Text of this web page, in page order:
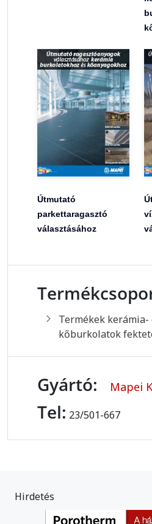
Útmutató
parkettaragasztó
választásához
Termékek kerámia-
kőburkolatok
Gyártó: Mapei
Tel: 23/501-667
Hirdetés